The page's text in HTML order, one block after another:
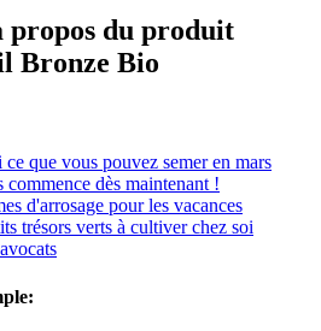
propos du produit
Bronze Bio
que vous pouvez semer en mars
commence dès maintenant !
d'arrosage pour les vacances
trésors verts à cultiver chez soi